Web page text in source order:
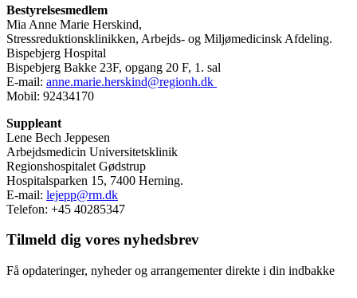
Bestyrelsesmedlem
Mia Anne Marie Herskind,
Stressreduktionsklinikken, Arbejds- og Miljømedicinsk Afdeling.
Bispebjerg Hospital
Bispebjerg Bakke 23F, opgang 20 F, 1. sal
E-mail: anne.marie.herskind@regionh.dk
Mobil: 92434170
Suppleant
Lene Bech Jeppesen
Arbejdsmedicin Universitetsklinik
Regionshospitalet Gødstrup
Hospitalsparken 15, 7400 Herning.
E-mail: lejepp@rm.dk
Telefon: +45 40285347
Tilmeld dig vores nyhedsbrev
Få opdateringer, nyheder og arrangementer direkte i din indbakke